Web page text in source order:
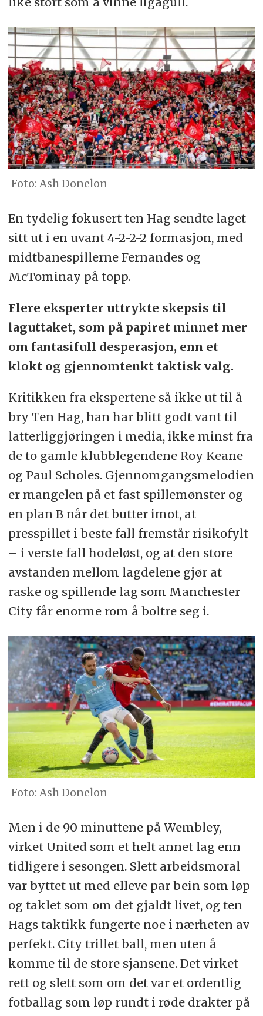
Ash Donelon
En tydelig fokusert ten Hag sendte laget
sitt ut i en uvant 4-2-2-2 formasjon, med
midtbanespillerne Fernandes og
McTominay på topp.
Flere eksperter uttrykte skepsis til
laguttaket, som på papiret minnet mer
om fantasifull desperasjon, enn et
klokt og gjennomtenkt taktisk valg.
Kritikken fra ekspertene så ikke ut til å
bry Ten Hag, han har blitt godt vant til
latterliggjøringen i media, ikke minst fra
de to gamle klubblegendene Roy Keane
og Paul Scholes. Gjennomgangsmelodien
er mangelen på et fast spillemønster og
en plan B når det butter imot, at
presspillet i beste fall fremstår risikofylt
– i verste fall hodeløst, og at den store
avstanden mellom lagdelene gjør at
raske og spillende lag som Manchester
City får enorme rom å boltre seg i.
Ash Donelon
Men i de 90 minuttene på Wembley,
virket United som et helt annet lag enn
tidligere i sesongen. Slett arbeidsmoral
var byttet ut med elleve par bein som løp
og taklet som om det gjaldt livet, og ten
Hags taktikk fungerte noe i nærheten av
perfekt. City trillet ball, men uten å
komme til de store sjansene. Det virket
rett og slett som om det var et ordentlig
fotballag som løp rundt i røde drakter på